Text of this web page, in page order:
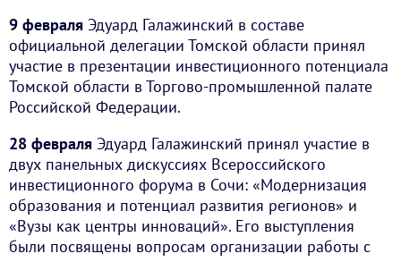
9 февраля Эдуард Галажинский в составе
официальной делегации Томской области принял
участие в презентации инвестиционного потенциала
Томской области в Торгово-промышленной палате
Российской Федерации.
28 февраля Эдуард Галажинский принял участие в
двух панельных дискуссиях Всероссийского
инвестиционного форума в Сочи: «Модернизация
образования и потенциал развития регионов» и
«Вузы как центры инноваций». Его выступления
были посвящены вопросам организации работы с